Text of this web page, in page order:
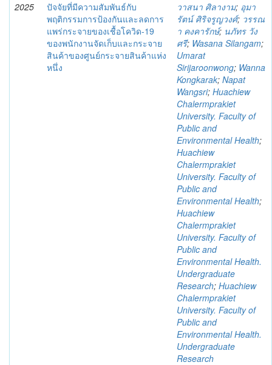
2025
ปัจจัยที่มีความสัมพันธ์กับ
พฤติกรรมการป้องกันและลดการ
แพร่กระจายของเชื้อโควิด-19
ของพนักงานจัดเก็บและกระจาย
สินค้าของศูนย์กระจายสินค้าแห่ง
หนึ่ง
วาสนา ศิลางาม; อุมา
รัตน์ ศิริจรูญวงศ์; วรรณ
า คงคารักษ์; นภัทร วัง
ศรี; Wasana Silangam;
Umarat
Sirijaroonwong; Wanna
Kongkarak; Napat
Wangsri; Huachiew
Chalermprakiet
University. Faculty of
Public and
Environmental Health;
Huachiew
Chalermprakiet
University. Faculty of
Public and
Environmental Health;
Huachiew
Chalermprakiet
University. Faculty of
Public and
Environmental Health.
Undergraduate
Research; Huachiew
Chalermprakiet
University. Faculty of
Public and
Environmental Health.
Undergraduate
Research